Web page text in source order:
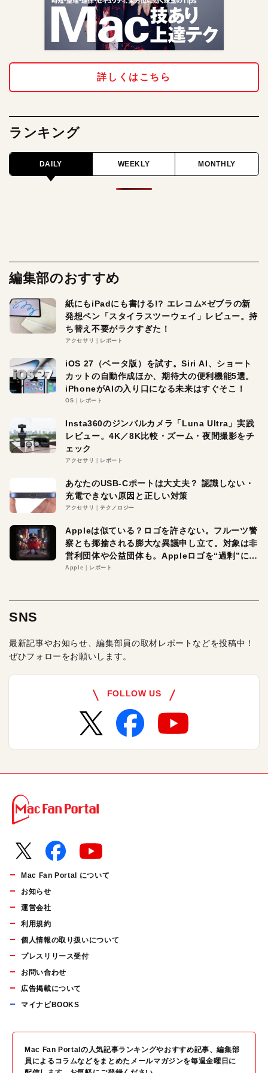
詳しくはこちら
ランキング
DAILY WEEKLY MONTHLY
編集部のおすすめ
紙にもiPadにも書ける!? エレコム×ゼブラの新
発想ペン「スタイラスツーウェイ」レビュー。持
ち替え不要がラクすぎた！
アクセサリ レポート
iOS 27（ベータ版）を試す。Siri AI、ショート
カットの自動作成ほか、期待大の便利機能5選。
iPhoneがAIの入り口になる未来はすぐそこ！
OS レポート
Insta360のジンバルカメラ「Luna Ultra」実践
レビュー。4K／8K比較・ズーム・夜間撮影をチ
ェック
アクセサリ レポート
あなたのUSB-Cポートは大丈夫？ 認識しない・
充電できない原因と正しい対策
アクセサリ テクノロジー
Appleは似ている？ロゴを許さない。フルーツ警
察とも揶揄される膨大な異議申し立て。対象は非
営利団体や公益団体も。Appleロゴを“過剰”に守
る理由とは
Apple レポート
SNS
最新記事やお知らせ、編集部員の取材レポートなどを投稿中！
ぜひフォローをお願いします。
FOLLOW US
Mac Fan Portal について
お知らせ
運営会社
利用規約
個人情報の取り扱いについて
プレスリリース受付
お問い合わせ
広告掲載について
マイナビBOOKS
Mac Fan Portalの人気記事ランキングやおすすめ記事、編集部
員によるコラムなどをまとめたメールマガジンを毎週金曜日に